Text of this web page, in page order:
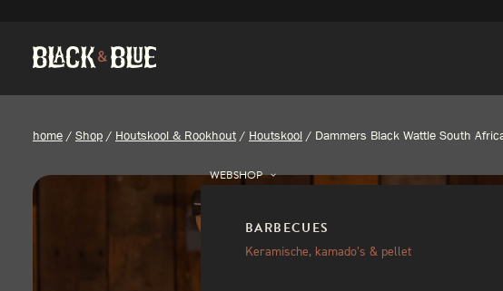
WEBSHOP
BARBECUES
Keramische, kamado’s & pellet
home / Shop / Houtskool & Rookhout / Houtskool / Dammers Black Wattle South